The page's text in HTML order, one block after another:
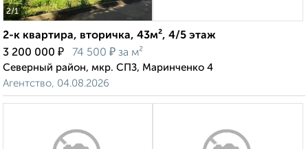
2/1
2-к квартира, вторичка, 43м², 4/5 этаж
3 200 000 ₽ 74 500 ₽ за м²
Северный район, мкр. СПЗ, Маринченко 4
Агентство, 04.08.2026